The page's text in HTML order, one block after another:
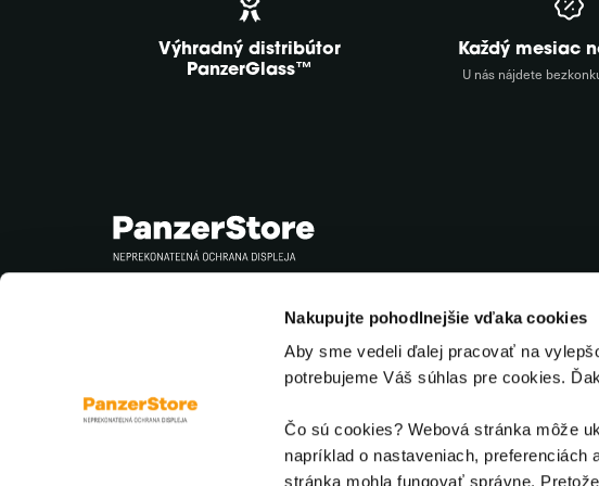
Nakupujte pohodlnejšie vďaka cookies
Aby sme vedeli ďalej pracovať na
potrebujeme Váš súhlas pre cookies.
Čo sú cookies? Webová stránka môže
napríklad o nastaveniach,
stránka mohla fungovať správne.
Výhradný distribútor
PanzerGlass™
Každý mesiac
U nás nájdete